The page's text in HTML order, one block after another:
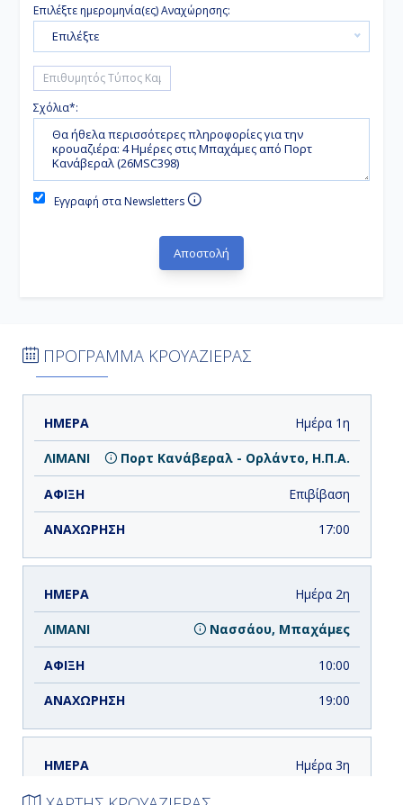
Επιλέξτε ημερομηνία(ες) Αναχώρησης:
Επιλέξτε
Σχόλια*:
Εγγραφή στα Newsletters
ΠΡΟΓΡΑΜΜΑ ΚΡΟΥΑΖΙΕΡΑΣ
ΗΜΕΡΑ ΑΝΑΧΩΡΗΣΗ
Ημέρα 1η
Πορτ Κανάβεραλ - Ορλάντο, Η.Π.Α.
Επιβίβαση
17:00
Ημέρα 2η
Νασσάου, Μπαχάμες
10:00
19:00
Ημέρα 3η
Όσεαν Κέϊ MSC Reserve, Μπαχάμες